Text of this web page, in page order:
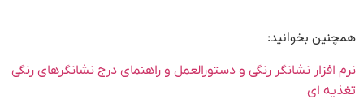
همچنین بخوانید:
نرم افزار نشانگر رنگی و دستورالعمل و راهنمای درج نشانگرهای رنگی
تغذیه ای